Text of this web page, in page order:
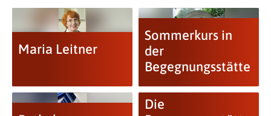
Maria Leitner
Sommerkurs in
der
Begegnungsstätte
Die